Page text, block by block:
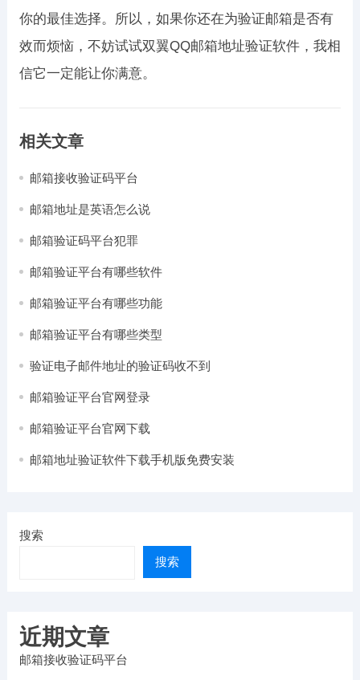
你的最佳选择。所以，如果你还在为验证邮箱是否有
效而烦恼，不妨试试双翼QQ邮箱地址验证软件，我相
信它一定能让你满意。
相关文章
邮箱接收验证码平台
邮箱地址是英语怎么说
邮箱验证码平台犯罪
邮箱验证平台有哪些软件
邮箱验证平台有哪些功能
邮箱验证平台有哪些类型
验证电子邮件地址的验证码收不到
邮箱验证平台官网登录
邮箱验证平台官网下载
邮箱地址验证软件下载手机版免费安装
搜索
搜索
近期文章
邮箱接收验证码平台